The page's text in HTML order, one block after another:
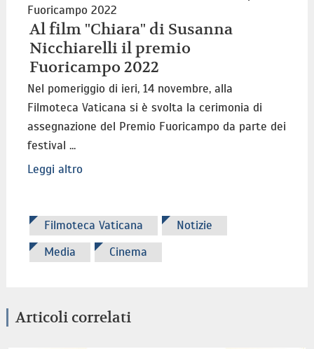
Al film "Chiara" di Susanna
Nicchiarelli il premio
Fuoricampo 2022
Nel pomeriggio di ieri, 14 novembre, alla
Filmoteca Vaticana si è svolta la cerimonia di
assegnazione del Premio Fuoricampo da parte dei
festival ...
Leggi altro
Filmoteca Vaticana
Notizie
Media
Cinema
Articoli correlati